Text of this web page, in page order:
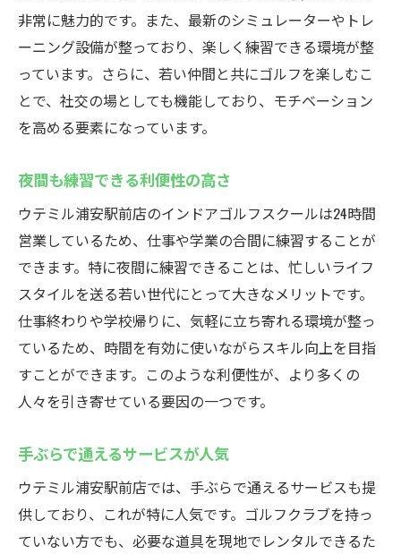
非常に魅力的です。また、最新のシミュレーターやトレ
ーニング設備が整っており、楽しく練習できる環境が整
っています。さらに、若い仲間と共にゴルフを楽しむこ
とで、社交の場としても機能しており、モチベーション
を高める要素になっています。
夜間も練習できる利便性の高さ
ウテミル浦安駅前店のインドアゴルフスクールは24時間
営業しているため、仕事や学業の合間に練習することが
できます。特に夜間に練習できることは、忙しいライフ
スタイルを送る若い世代にとって大きなメリットです。
仕事終わりや学校帰りに、気軽に立ち寄れる環境が整っ
ているため、時間を有効に使いながらスキル向上を目指
すことができます。このような利便性が、より多くの
人々を引き寄せている要因の一つです。
手ぶらで通えるサービスが人気
ウテミル浦安駅前店では、手ぶらで通えるサービスも提
供しており、これが特に人気です。ゴルフクラブを持っ
ていない方でも、必要な道具を現地でレンタルできるた